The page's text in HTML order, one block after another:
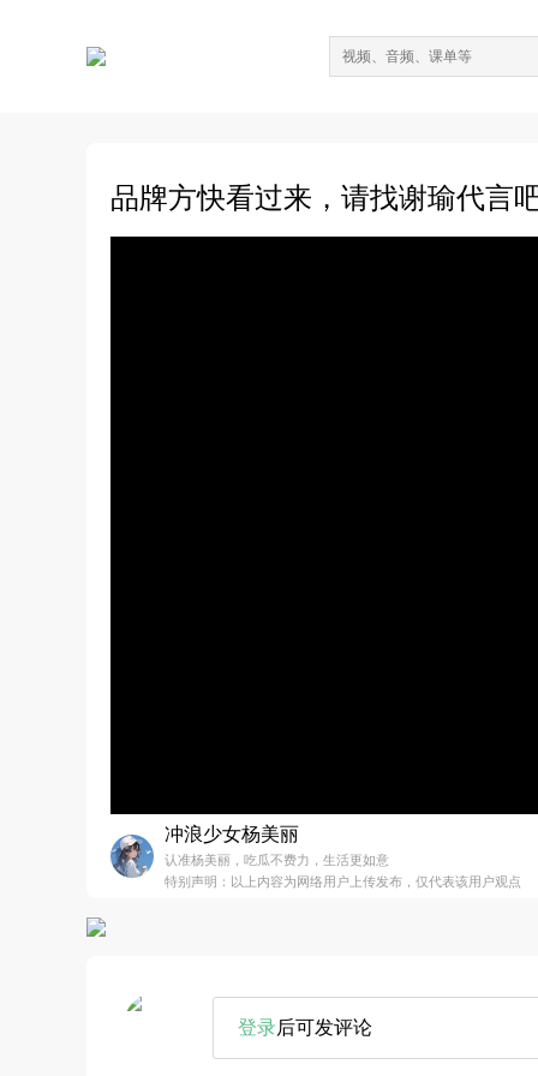
品牌方快看过来，请找谢瑜代言
冲浪少女杨美丽
认准杨美丽，吃瓜不费力，生活更如意
特别声明：以上内容为网络用户上传发布，仅代表该用户观点
登录后可发评论